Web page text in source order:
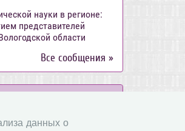
науки в регионе:
представителей
области
Все сообщения »
данных о